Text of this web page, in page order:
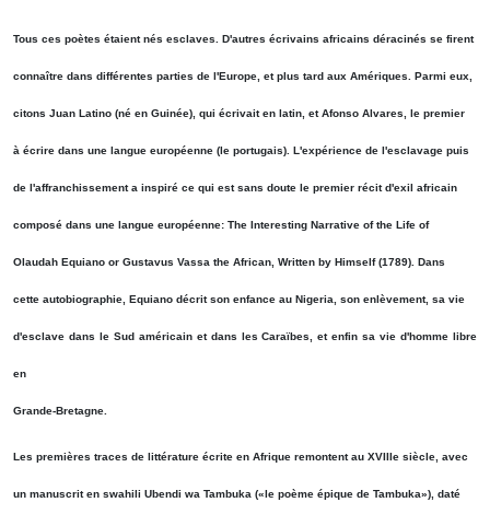
Tous ces poètes étaient nés esclaves. D'autres écrivains africains déracinés se firent
connaître dans différentes parties de l'Europe, et plus tard aux Amériques. Parmi eux,
citons Juan Latino (né en Guinée), qui écrivait en latin, et Afonso Alvares, le premier
à écrire dans une langue européenne (le portugais). L'expérience de l'esclavage puis
de l'affranchissement a inspiré ce qui est sans doute le premier récit d'exil africain
composé dans une langue européenne: The Interesting Narrative of the Life of
Olaudah Equiano or Gustavus Vassa the African, Written by Himself (1789). Dans
cette autobiographie, Equiano décrit son enfance au Nigeria, son enlèvement, sa vie
d'esclave dans le Sud américain et dans les Caraïbes, et enfin sa vie d'homme libre
en
Grande-Bretagne.
Les premières traces de littérature écrite en Afrique remontent au XVIIIe siècle, avec
un manuscrit en swahili Ubendi wa Tambuka («le poème épique de Tambuka»), daté